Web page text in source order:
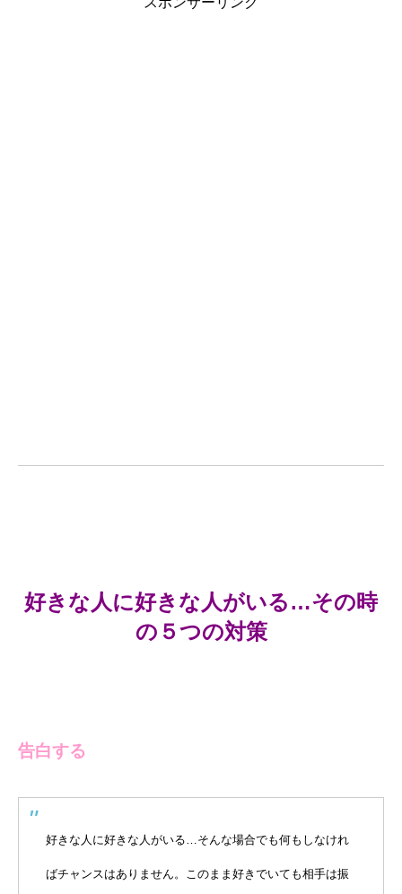
好きな人に好きな人がいる…その時
の５つの対策
告白する
好きな人に好きな人がいる…そんな場合でも何もしなけれ
ばチャンスはありません。このまま好きでいても相手は振